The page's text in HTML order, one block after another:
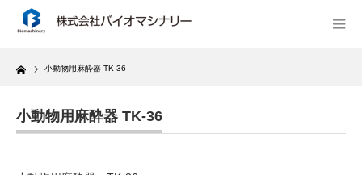
Home 小動物用麻酔器 TK-36
小動物用麻酔器 TK-36